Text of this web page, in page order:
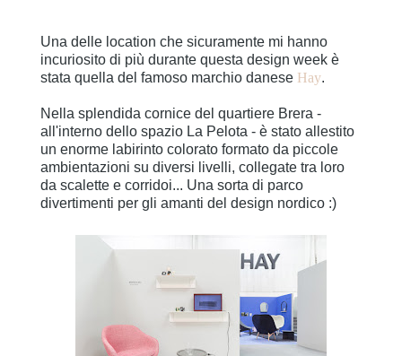
Una delle location che sicuramente mi hanno
incuriosito di più durante questa design week è
stata quella del famoso marchio danese Hay.
Nella splendida cornice del quartiere Brera -
all'interno dello spazio La Pelota - è stato allestito
un enorme labirinto colorato formato da piccole
ambientazioni su diversi livelli, collegate tra loro
da scalette e corridoi... Una sorta di parco
divertimenti per gli amanti del design nordico :)